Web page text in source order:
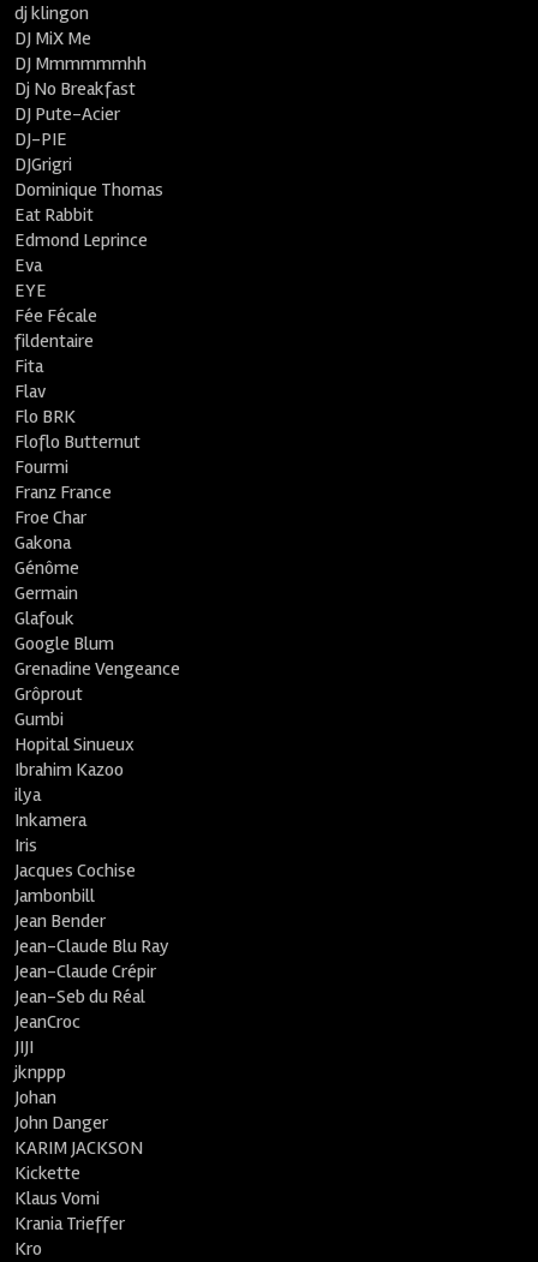
dj klingon
DJ MiX Me
DJ Mmmmmmhh
Dj No Breakfast
DJ Pute-Acier
DJ-PIE
DJGrigri
Dominique Thomas
Eat Rabbit
Edmond Leprince
Eva
EYE
Fée Fécale
fildentaire
Fita
Flav
Flo BRK
Floflo Butternut
Fourmi
Franz France
Froe Char
Gakona
Génôme
Germain
Glafouk
Google Blum
Grenadine Vengeance
Grôprout
Gumbi
Hopital Sinueux
Ibrahim Kazoo
ilya
Inkamera
Iris
Jacques Cochise
Jambonbill
Jean Bender
Jean-Claude Blu Ray
Jean-Claude Crépir
Jean-Seb du Réal
JeanCroc
JIJI
jknppp
Johan
John Danger
KARIM JACKSON
Kickette
Klaus Vomi
Krania Trieffer
Kro